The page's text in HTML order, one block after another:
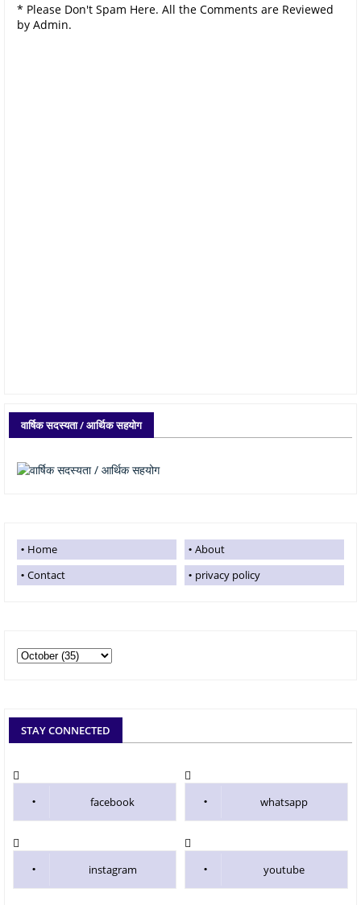
* Please Don't Spam Here. All the Comments are Reviewed
by Admin.
वार्षिक सदस्यता / आर्थिक सहयोग
Home
About
Contact
privacy policy
STAY CONNECTED
facebook whatsapp
instagram youtube